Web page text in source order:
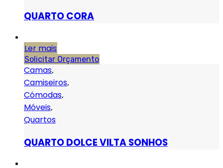
QUARTO CORA
Ler mais
Solicitar Orçamento
Camas,
Camiseiros,
Cómodas,
Móveis,
Quartos
QUARTO DOLCE VILTA SONHOS